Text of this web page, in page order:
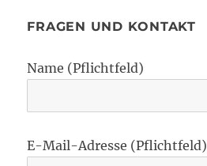
FRAGEN UND KONTAKT
Name (Pflichtfeld)
E-Mail-Adresse (Pflichtfeld)